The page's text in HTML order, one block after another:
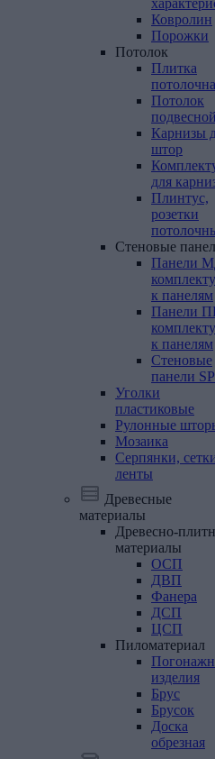
Ковролин
Порожки
Потолок
Плитка
Потолок
подвесной
Карнизы
штор
для
Плинтус,
розетки
Стеновые
Панели
к панелям
Панели
к панелям
Стеновые
панели
Уголки
пластиковые
Рулонные
Мозаика
Серпянки,
ленты
Древесные
материалы
Древесно-
материалы
ОСП
ДВП
Фанера
ДСП
ЦСП
Пиломатериал
изделия
Брус
Брусок
Доска
обрезная